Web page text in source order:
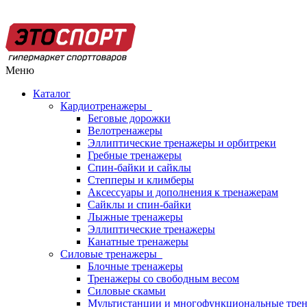
Меню
Каталог
Кардиотренажеры
Беговые дорожки
Велотренажеры
Эллиптические тренажеры и орбитреки
Гребные тренажеры
Спин-байки и сайклы
Степперы и климберы
Аксессуары и дополнения к тренажерам
Сайклы и спин-байки
Лыжные тренажеры
Эллиптические тренажеры
Канатные тренажеры
Силовые тренажеры
Блочные тренажеры
Тренажеры со свободным весом
Силовые скамьи
Мультистанции и многофункциональные